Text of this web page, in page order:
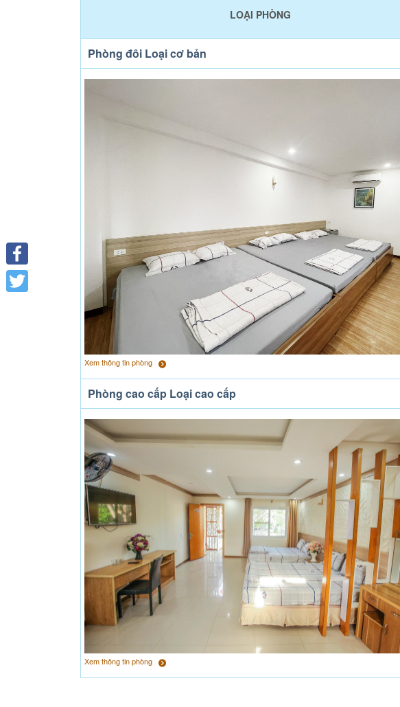
LOẠI PHÒNG
Phòng đôi Loại cơ bản
Xem thông tin phòng
Phòng cao cấp Loại cao cấp
Xem thông tin phòng
Facebook